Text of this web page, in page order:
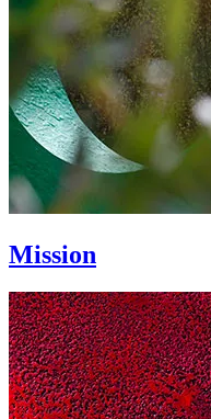
Mission